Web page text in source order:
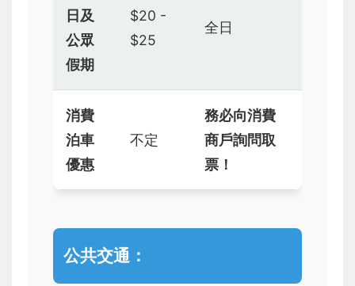
日及
公眾
假期
$20 -
$25
全日
消費
泊車
優惠
不定
務必向消費
商戶詢問取
票！
公共交通：